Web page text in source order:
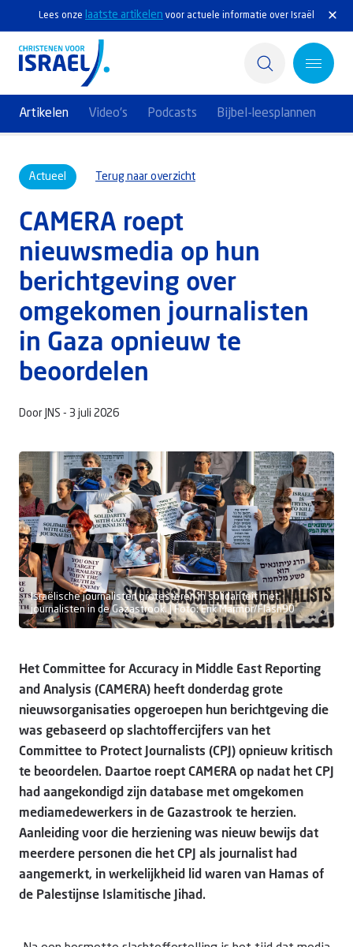
Lees onze laatste artikelen voor actuele informatie over Israël
Artikelen Video's Podcasts Bijbel-leesplannen
Actief
Ontdek
Steun Israël
Service & Contact
Kennisbank
Actueel Terug naar overzicht
CAMERA roept
nieuwsmedia op hun
berichtgeving over
omgekomen journalisten
in Gaza opnieuw te
beoordelen
Door JNS - 3 juli 2026
Israëlische journalisten protesteren in solidariteit met
journalisten in de Gazastrook. | Foto: Erik Marmor/Flash90
Het Committee for Accuracy in Middle East Reporting
and Analysis (CAMERA) heeft donderdag grote
nieuwsorganisaties opgeroepen hun berichtgeving die
was gebaseerd op slachtoffercijfers van het
Committee to Protect Journalists (CPJ) opnieuw kritisch
te beoordelen. Daartoe roept CAMERA op nadat het CPJ
had aangekondigd zijn database met omgekomen
mediamedewerkers in de Gazastrook te herzien.
Aanleiding voor die herziening was nieuw bewijs dat
meerdere personen die het CPJ als journalist had
aangemerkt, in werkelijkheid lid waren van Hamas of
de Palestijnse Islamitische Jihad.